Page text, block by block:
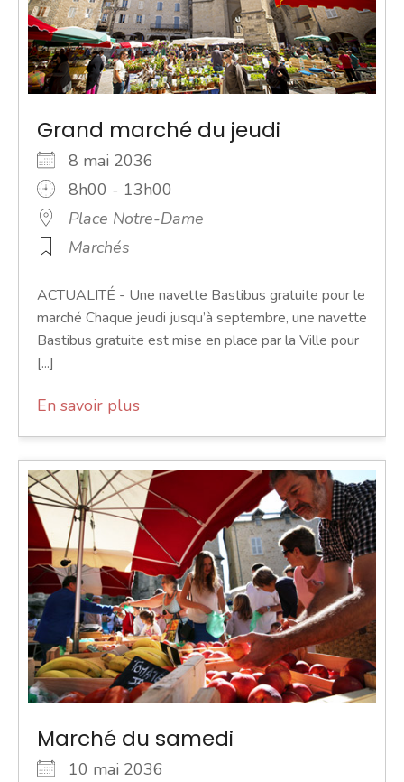
Grand marché du jeudi
8 mai 2036
8h00 - 13h00
Place Notre-Dame
Marchés
ACTUALITÉ - Une navette Bastibus gratuite pour le
marché Chaque jeudi jusqu’à septembre, une navette
Bastibus gratuite est mise en place par la Ville pour
[...]
En savoir plus
Marché du samedi
10 mai 2036